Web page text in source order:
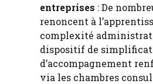
entreprises : De
renoncent à
complexité
dispositif de
d’accompagnement
via les chambres